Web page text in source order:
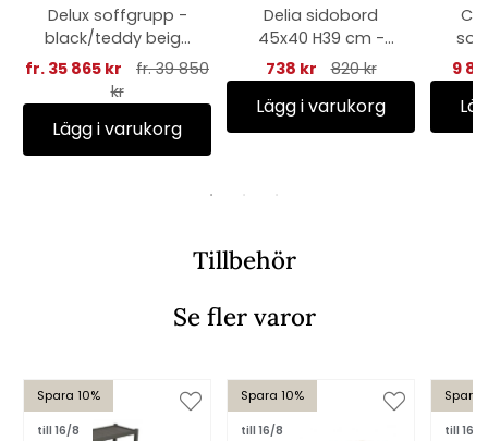
Delux soffgrupp -
black/teddy beige
dyna
fr. 35 865 kr
fr. 39 850
kr
Lägg i varukorg
Delia sidobord
45x40 H39 cm -
antracit
738 kr 820 kr
Lägg i varukorg
9
Tillbehör
Se fler varor
Spara 10%
till 16/8
Spara 10%
till 16/8
Spara
till 16/8